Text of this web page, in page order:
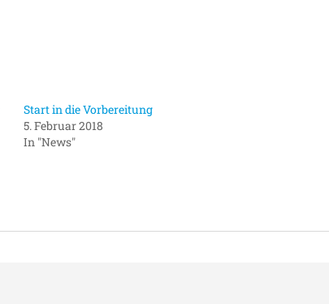
Start in die Vorbereitung
5. Februar 2018
In "News"